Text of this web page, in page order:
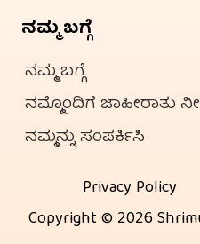
ನಮ್ಮ ಬಗ್ಗೆ
ನಮ್ಮ ಬಗ್ಗೆ
ನಮ್ಮೊಂದಿಗೆ ಜಾಹೀರಾತು
ನಮ್ಮನ್ನು ಸಂಪರ್ಕಿಸಿ
Privacy Policy
Copyright © 2026